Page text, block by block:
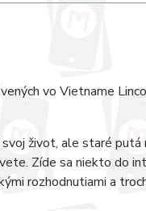
vo Vietname
život, ale staré
Zíde sa niekto do
rozhodnutiami a